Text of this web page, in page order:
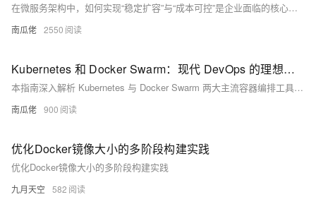
在微服务架构中，如何实现“稳定扩容”与“成本可控”是企业面临的核心挑战。本文结合 Python FastAPI 微服务实战，详解如何基于阿里云基础设施，利用 Docker 封装服务、K3s 实现容器编排，构建生产级微服务架构。内容涵盖容器构建、集群部署、自动扩缩容、可观测性等关键环节，适配阿里云资源特性与服务生态，助力企业打造低成本、高可靠、易扩展的微服务解决方案。
南瓜佬 2550
Kubernetes 和 Docker Swarm：现代 DevOps 的理想容器编排工具
本指南深入解析 Kubernetes 与 Docker Swarm 两大主流容器编排工具，涵盖安装、架构、网络、监控等核心维度，助您根据团队能力与业务需求精准选型，把握云原生时代的技术主动权。
南瓜佬 900
优化Docker镜像大小的多阶段构建实践
优化Docker镜像大小的多阶段构建实践
九月天空 582